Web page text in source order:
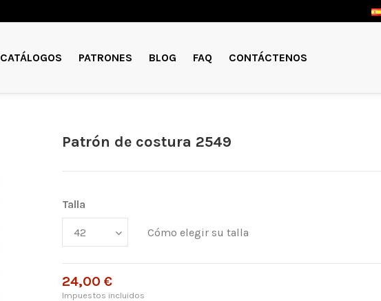
CATÁLOGOS PATRONES BLOG FAQ
CONTÁCTENOS
Patrón de costura 2549
Talla
Cómo elegir su talla
24,00 €
Impuestos incluidos